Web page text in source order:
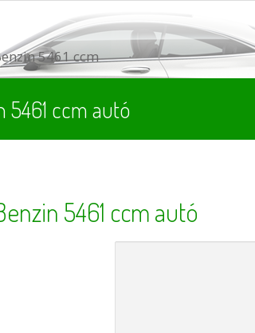
5461 ccm
5461 ccm autó
5461 ccm autó